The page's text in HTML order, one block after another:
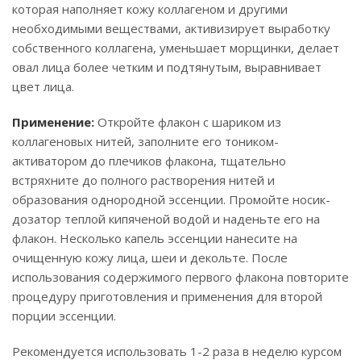
которая наполняет кожу коллагеном и другими
необходимыми веществами, активизирует выработку
собственного коллагена, уменьшает морщинки, делает
овал лица более четким и подтянутым, выравнивает
цвет лица.
Применение: Откройте флакон с шариком из
коллагеновых нитей, заполните его тоником-
активатором до плечиков флакона, тщательно
встряхните до полного растворения нитей и
образования однородной эссенции. Промойте носик-
дозатор теплой кипяченой водой и наденьте его на
флакон. Несколько капель эссенции нанесите на
очищенную кожу лица, шеи и декольте. После
использования содержимого первого флакона повторите
процедуру приготовления и применения для второй
порции эссенции.
Рекомендуется использовать 1-2 раза в неделю курсом